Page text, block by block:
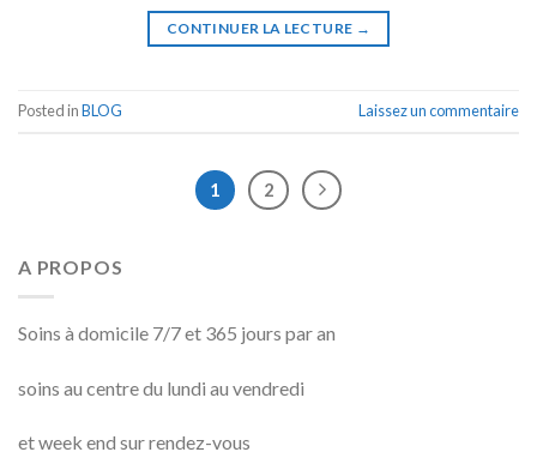
CONTINUER LA LECTURE →
Posted inBLOG Laissez un commentaire
1 2
A PROPOS
Soins à domicile 7/7 et 365 jours par an
soins au centre du lundi au vendredi
et week end sur rendez-vous